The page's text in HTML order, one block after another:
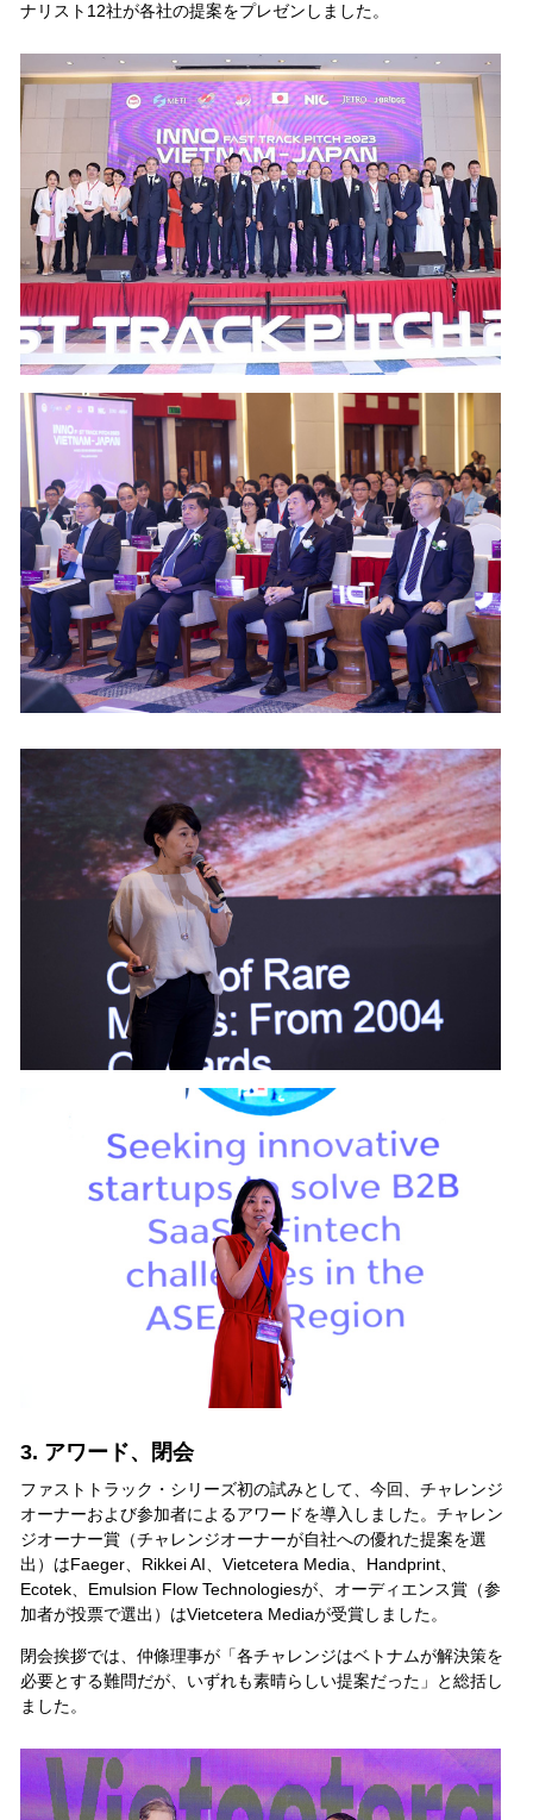
ナリスト12社が各社の提案をプレゼンしました。
3. アワード、閉会
ファストトラック・シリーズ初の試みとして、今回、チャレンジ
オーナーおよび参加者によるアワードを導入しました。チャレン
ジオーナー賞（チャレンジオーナーが自社への優れた提案を選
出）はFaeger、Rikkei AI、Vietcetera Media、Handprint、
Ecotek、Emulsion Flow Technologiesが、オーディエンス賞（参
加者が投票で選出）はVietcetera Mediaが受賞しました。
閉会挨拶では、仲條理事が「各チャレンジはベトナムが解決策を
必要とする難問だが、いずれも素晴らしい提案だった」と総括し
ました。